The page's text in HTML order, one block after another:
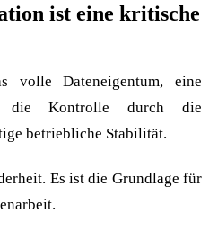
ist eine kritische
volle Dateneigentum, eine
die Kontrolle durch die
betriebliche Stabilität.
Es ist die Grundlage für